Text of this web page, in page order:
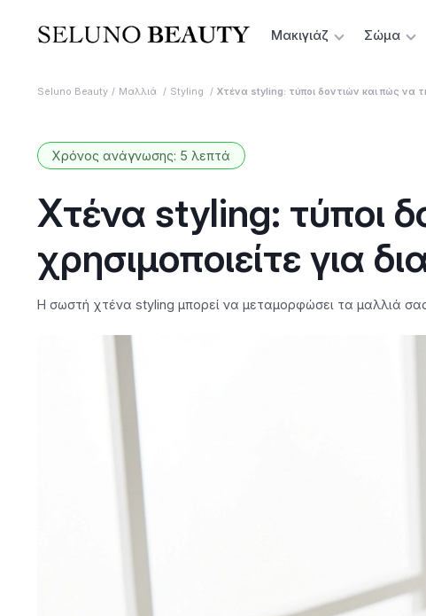
Μακιγιάζ Σώμα
Seluno Beauty Μαλλιά Styling Χτένα styling: τύποι δοντιών και πώς να
Χρόνος ανάγνωσης: 5 λεπτά
Χτένα styling: τύποι
χρησιμοποιείτε για
Η σωστή χτένα styling μπορεί να μεταμορφώσει τα μαλλιά